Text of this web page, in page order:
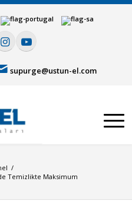
supurge@ustun-el.com
/
Temizlikte Maksimum